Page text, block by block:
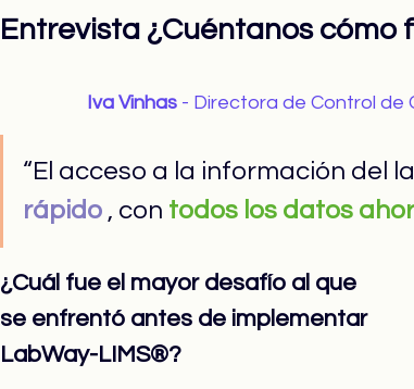
Entrevista ¿Cuéntanos cómo
Iva Vinhas - Directora de Control de
“El acceso a la información del
rápido , con todos los datos
¿Cuál fue el mayor desafío al que
se enfrentó antes de implementar
LabWay-LIMS®?